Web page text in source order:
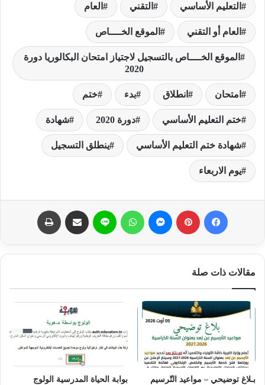
التعليم الأساسي التقني العام
العام أو التقني الموقع الخــــاص
الموقع الخــــاص بالتسجيل لاجتياز امتحان البكالوريا دورة
2020
امتحان انطلاق بدء ختم
ختم التعليم الأساسي دورة 2020 شهادة
شهادة ختم التعليم الأساسي ينطلق التسجيل
يوم الاربعاء
مقالات ذات صلة
بـلاغ توضيحي – مواعيد التّرسيم
بوابة الحياة المدرسية الولوج